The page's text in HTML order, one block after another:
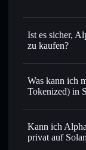
Ist es sicher,
zu kaufen?
Alphabet Class
Was kann ich
Tokenized) in
Alphabet
Tausche
Kann ich
privat auf